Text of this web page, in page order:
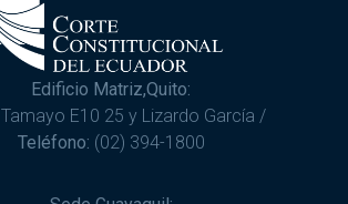
Edificio Matriz,Quito:
E10 25 y Lizardo García /
Teléfono: (02) 394-1800